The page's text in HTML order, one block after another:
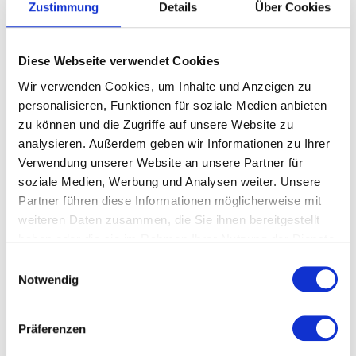
Zustimmung Details Über Cookies
Diese Webseite verwendet Cookies
Wir verwenden Cookies, um Inhalte und Anzeigen zu
personalisieren, Funktionen für soziale Medien anbieten
zu können und die Zugriffe auf unsere Website zu
analysieren. Außerdem geben wir Informationen zu Ihrer
Verwendung unserer Website an unsere Partner für
soziale Medien, Werbung und Analysen weiter. Unsere
Partner führen diese Informationen möglicherweise mit
weiteren Daten zusammen, die Sie ihnen bereitgestellt
Notwendig
Präferenzen
sogenannten „Consideration Queries“ – also
Fragen in der Entscheidungsphase wie
das beste Produkt für…?“. Genau dort greifen
KI-Systeme besonders häufig auf redaktionelle
Drittquellen zurück.
Was heißt das für Unternehmen? Make
Pressearbeit great again! Sie wird Teil der
digitalen Auffindbarkeit. Denn wenn ChatGPT,
Perplexity, Claude & Co. Antworten aus
Medienartikeln, Tests und Fachbeiträgen
synthetisieren, reicht es nicht, nur die eigene
Unternehmen brauchen Inhalte, die auch
außerhalb der eigenen Kanäle funktionieren:
→ relevante Themen und Fakten statt Werbe-